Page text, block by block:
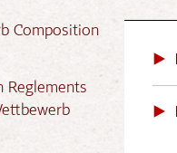
Composition
Reglements